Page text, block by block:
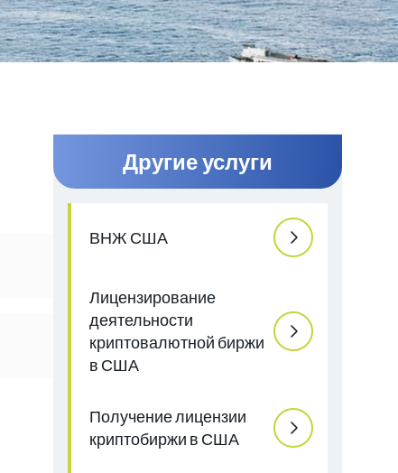
Другие услуги
ВНЖ США
Лицензирование
деятельности
криптовалютной биржи
в США
Получение лицензии
криптобиржи в США